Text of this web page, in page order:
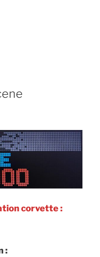
corvette :
: